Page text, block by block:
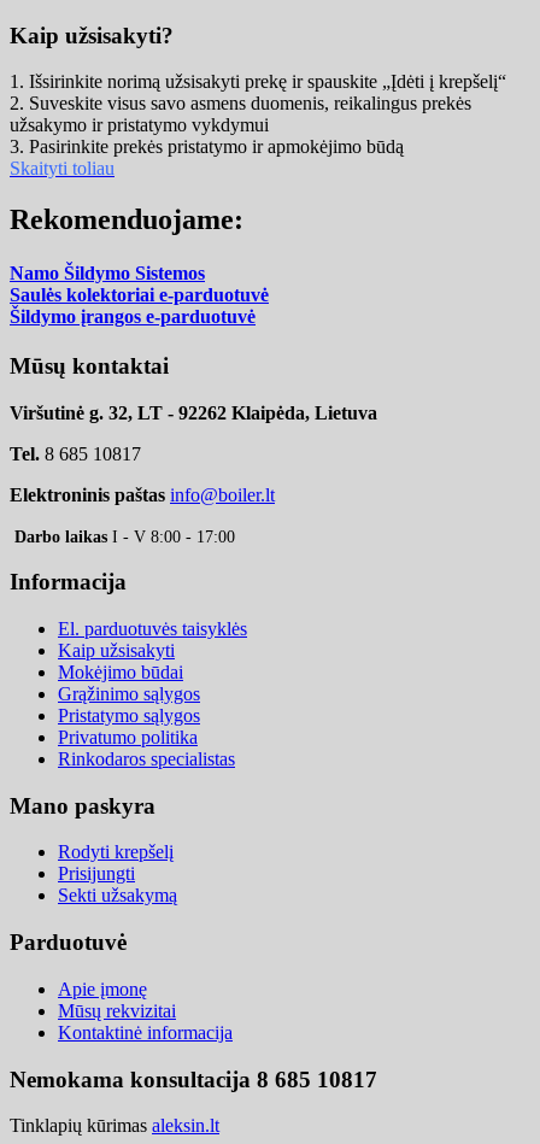
Kaip užsisakyti?
1. Išsirinkite norimą užsisakyti prekę ir spauskite „Įdėti į krepšelį“
2. Suveskite visus savo asmens duomenis, reikalingus prekės
užsakymo ir pristatymo vykdymui
3. Pasirinkite prekės pristatymo ir apmokėjimo būdą
Skaityti toliau
Rekomenduojame:
Namo Šildymo Sistemos
Saulės kolektoriai e-parduotuvė
Šildymo įrangos e-parduotuvė
Mūsų kontaktai
Viršutinė g. 32, LT - 92262 Klaipėda, Lietuva
Tel. 8 685 10817
Elektroninis paštas info@boiler.lt
Darbo laikas I - V 8:00 - 17:00
Informacija
El. parduotuvės taisyklės
Kaip užsisakyti
Mokėjimo būdai
Grąžinimo sąlygos
Pristatymo sąlygos
Privatumo politika
Rinkodaros specialistas
Mano paskyra
Rodyti krepšelį
Prisijungti
Sekti užsakymą
Parduotuvė
Apie įmonę
Mūsų rekvizitai
Kontaktinė informacija
Nemokama konsultacija 8 685 10817
Tinklapių kūrimas aleksin.lt